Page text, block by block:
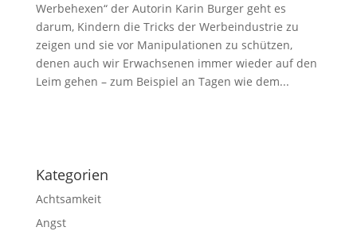
Werbehexen“ der Autorin Karin Burger geht es
darum, Kindern die Tricks der Werbeindustrie zu
zeigen und sie vor Manipulationen zu schützen,
denen auch wir Erwachsenen immer wieder auf den
Leim gehen – zum Beispiel an Tagen wie dem...
Kategorien
Achtsamkeit
Angst